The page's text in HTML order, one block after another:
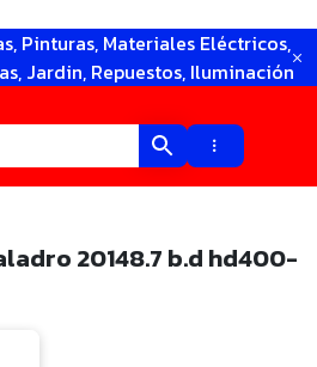
Pinturas, Materiales Eléctricos,
Jardin, Repuestos, Iluminación
20148.7 b.d hd400-